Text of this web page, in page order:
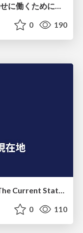
作るコストが小さくなった時代 幸せに働くために改めて考えたいこと 〜エンジニアとして価値を出し続けるために注視している二分野〜
0 190
進化を続けるGo toolsの現在地 / The Current State of Ever-Evolving Go Tools
0 110